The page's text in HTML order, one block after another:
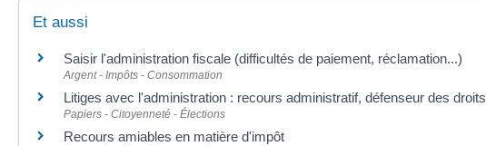
Et aussi
Saisir l'administration fiscale (difficultés de paiement, réclamation...)
Argent - Impôts - Consommation
Litiges avec l'administration : recours administratif, défenseur des droits
Papiers - Citoyenneté - Élections
Recours amiables en matière d'impôt